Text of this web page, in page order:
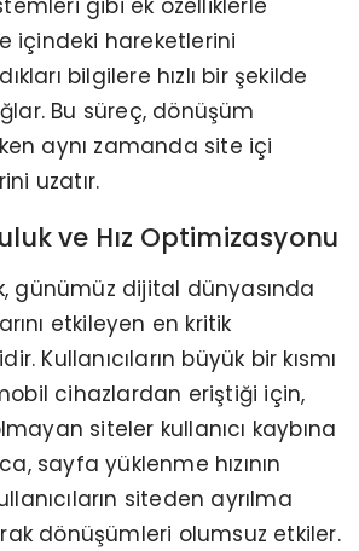
gibi ek özelliklerle
içindeki hareketlerini
bilgilere hızlı bir şekilde
Bu süreç, dönüşüm
aynı zamanda site içi
uzatır.
ve Hız Optimizasyonu
günümüz dijital dünyasında
etkileyen en kritik
Kullanıcıların büyük bir kısmı
cihazlardan eriştiği için,
siteler kullanıcı kaybına
sayfa yüklenme hızının
siteden ayrılma
dönüşümleri olumsuz etkiler.